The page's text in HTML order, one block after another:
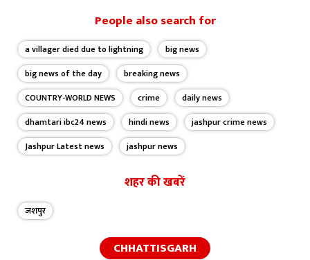
People also search for
a villager died due to lightning
big news
big news of the day
breaking news
COUNTRY-WORLD NEWS
crime
daily news
dhamtari ibc24 news
hindi news
jashpur crime news
Jashpur Latest news
jashpur news
शहर की खबरें
जशपुर
CHHATTISGARH